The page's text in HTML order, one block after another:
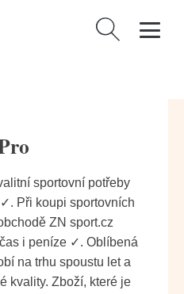
Vyhledávání
sportovní potřeby
✓. Při koupi sportovních
ZN sport.cz
i peníze ✓. Oblíbená
na trhu spoustu let a
kvality. Zboží, které je